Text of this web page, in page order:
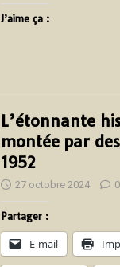
J’aime ça :
L’étonnante
montée par
1952
27 octobre 2024 0
Partager :
E-mail